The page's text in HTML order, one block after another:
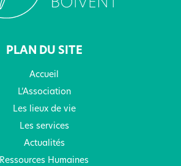
PLAN DU SITE
Accueil
L’Association
Les lieux de vie
Les services
Actualités
Ressources Humaines